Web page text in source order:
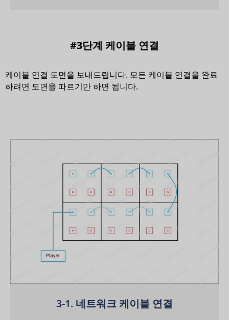
#3단계 케이블 연결
케이블 연결 도면을 보내드립니다. 모든 케이블 연결을 완료
하려면 도면을 따르기만 하면 됩니다.
3-1. 네트워크 케이블 연결